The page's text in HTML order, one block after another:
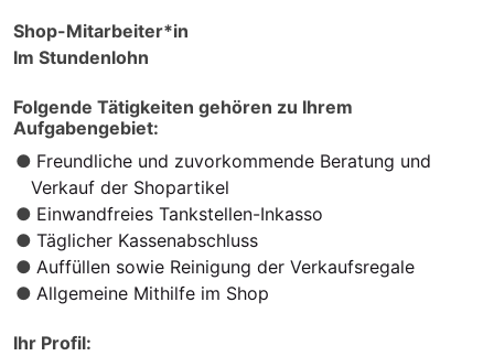
Shop-Mitarbeiter*in
Im Stundenlohn
Folgende Tätigkeiten gehören zu Ihrem
Aufgabengebiet:
Freundliche und zuvorkommende Beratung und
Verkauf der Shopartikel
Einwandfreies Tankstellen-Inkasso
Täglicher Kassenabschluss
Auffüllen sowie Reinigung der Verkaufsregale
Allgemeine Mithilfe im Shop
Ihr Profil: